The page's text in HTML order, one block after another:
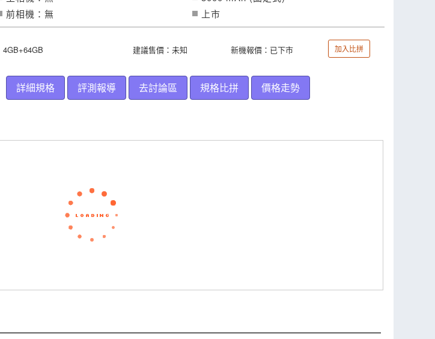
前相機：無
上市
4GB+64GB 建議售價：未知 新機報價：已下市 加入比拼
詳細規格 評測報導 去討論區 規格比拼 價格走勢